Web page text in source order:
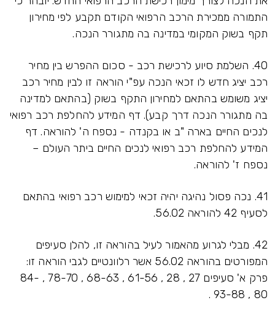
התמורה ממכירת הרכב הרפואי הקודם תקבע לפי מחירון
תקף בשוק המקומי במדינה בה מתגורר הנכה.
40. השלמת סיוע לרכישת רכב - סכום ההפרש בין מחיר
רכב יציג חדש לו זכאי הנכה עפ"י הוראה זו לבין מחיר רכב
יציג משומש בהתאם למחירון התקף בשוק (בהתאם למדינה
בה מתגורר הנכה דרך קבע). דף המידע להחלפת רכב רפואי
לנכים החיים בארה "ב או בקנדה - נספח ה' להוראה. דף
המידע להחלפת רכב רפואי לנכים החיים ביתר העולם –
נספח ז' להוראה.
41. נכה פסול נהיגה יהיה זכאי למימוש רכב רפואי בהתאם
לסעיף 42 להוראה 56.02.
42. מבלי לגרוע מהאמור לעיל בהוראה זו, להלן סעיפים
המפורטים בהוראה 56.02 אשר רלוונטיים לגבי הוראה זו:
פרק א' סעיפים 27 , 28 , 61-56 , 68-63 , 78-70 , 84-
80 , 93-88 .